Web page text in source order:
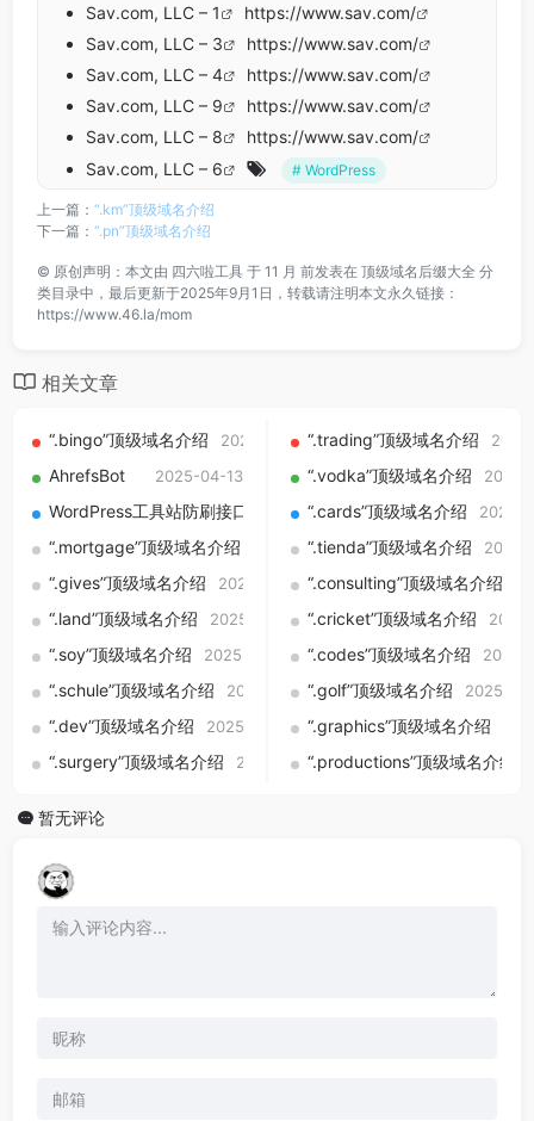
Sav.com, LLC – 1
https://www.sav.com/
Sav.com, LLC – 3
https://www.sav.com/
Sav.com, LLC – 4
https://www.sav.com/
Sav.com, LLC – 9
https://www.sav.com/
Sav.com, LLC – 8
https://www.sav.com/
Sav.com, LLC – 6
# WordPress
上一篇： “.km”顶级域名介绍
下一篇： “.pn”顶级域名介绍
© 原创声明：本文由 四六啦工具 于 11 月 前发表在 顶级域名后缀大全 分
类目录中，最后更新于2025年9月1日，转载请注明本文永久链接：
https://www.46.la/mom
相关文章
“.bingo”顶级域名介绍 2025-09-01“.trading”顶级域名介绍
AhrefsBot 2025-04-13 “.vodka”顶级域名介绍 2025-
WordPress工具站防刷接口实战：用 admin-ajax + 主题人机验
“.cards”顶级域名介绍 2025-
“.mortgage”顶级域名介绍 2025-09-01“.tienda”顶级域名介绍 2025-
“.gives”顶级域名介绍 2025-09-01 “.consulting”顶级域名介绍
“.land”顶级域名介绍 2025-09-01 “.cricket”顶级域名介绍
“.soy”顶级域名介绍 2025-09-01 “.codes”顶级域名介绍 2025-
“.schule”顶级域名介绍 2025-09-01“.golf”顶级域名介绍 2025-
“.dev”顶级域名介绍 2025-09-01 “.graphics”顶级域名介绍
“.surgery”顶级域名介绍 2025-09-01“.productions”顶级域名介绍
暂无评论